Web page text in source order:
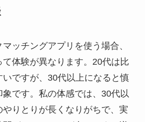
ッチングアプリを使う場合、
体験が異なります。20代は比
ですが、30代以上になると慎
です。私の体感では、30代以
やりとりが長くなりがちで、実